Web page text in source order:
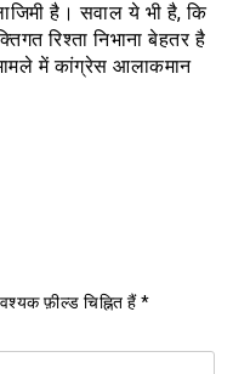
है। सवाल ये भी है, कि
रिश्ता निभाना बेहतर है
में कांग्रेस आलाकमान
फ़ील्ड चिह्नित हैं*